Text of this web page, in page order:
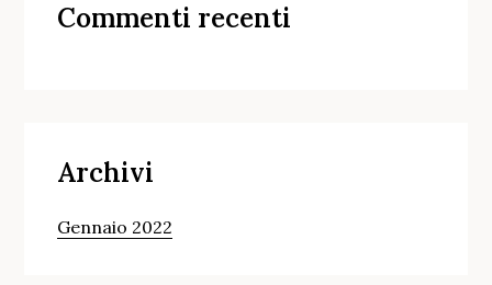
Commenti recenti
Archivi
Gennaio 2022